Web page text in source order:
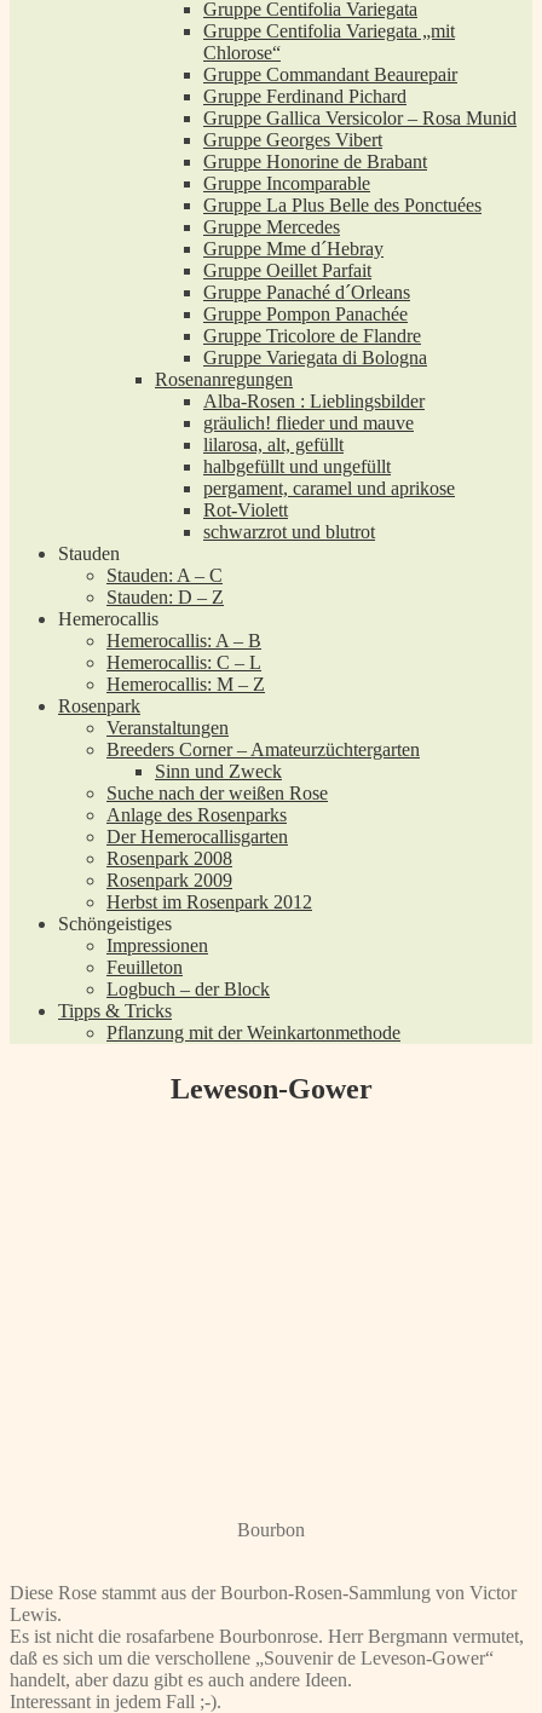
Gruppe Centifolia Variegata
Gruppe Centifolia Variegata „mit
Chlorose“
Gruppe Commandant Beaurepair
Gruppe Ferdinand Pichard
Gruppe Gallica Versicolor – Rosa Munid
Gruppe Georges Vibert
Gruppe Honorine de Brabant
Gruppe Incomparable
Gruppe La Plus Belle des Ponctuées
Gruppe Mercedes
Gruppe Mme d´Hebray
Gruppe Oeillet Parfait
Gruppe Panaché d´Orleans
Gruppe Pompon Panachée
Gruppe Tricolore de Flandre
Gruppe Variegata di Bologna
Rosenanregungen
Alba-Rosen : Lieblingsbilder
gräulich! flieder und mauve
lilarosa, alt, gefüllt
halbgefüllt und ungefüllt
pergament, caramel und aprikose
Rot-Violett
schwarzrot und blutrot
Stauden
Stauden: A – C
Stauden: D – Z
Hemerocallis
Hemerocallis: A – B
Hemerocallis: C – L
Hemerocallis: M – Z
Rosenpark
Veranstaltungen
Breeders Corner – Amateurzüchtergarten
Sinn und Zweck
Suche nach der weißen Rose
Anlage des Rosenparks
Der Hemerocallisgarten
Rosenpark 2008
Rosenpark 2009
Herbst im Rosenpark 2012
Schöngeistiges
Impressionen
Feuilleton
Logbuch – der Block
Tipps & Tricks
Pflanzung mit der Weinkartonmethode
Leweson-Gower
Bourbon
Diese Rose stammt aus der Bourbon-Rosen-Sammlung von Victor
Lewis.
Es ist nicht die rosafarbene Bourbonrose. Herr Bergmann vermutet,
daß es sich um die verschollene „Souvenir de Leveson-Gower“
handelt, aber dazu gibt es auch andere Ideen.
Interessant in jedem Fall ;-).